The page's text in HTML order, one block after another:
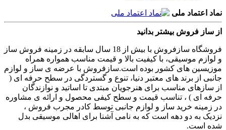
نماد اعتماد ملی
از ساز فروش بیشتر بدانید
فروشگاه سازفروش با بیش از 18 سال سابقه در زمینه فروش ساز
و لوازم موسیقی، با کیفیت بالا و قیمت مناسب همواره همراه
موزیسین های کشور بوده است.سازفروش با عرضه ی ساز و لوازم
جانبی از برند های معتبر دنیا، تنوع و گستردگی در سطح حرفه ای (
از سازهای مناسب برای هنرجویان مبتدی تا اساتید و نوازندگان
حرفه ای ) ، تناسب قیمت و سطح کیفی محصول و ارائه ی مشاوره
در زمینه خرید ساز و لوازم جانبی توسط کادر مجرب فروش ،
نزدیک به دو دهه است که به نامی آشنا برای اهالی موسیقی بدل
شده است.